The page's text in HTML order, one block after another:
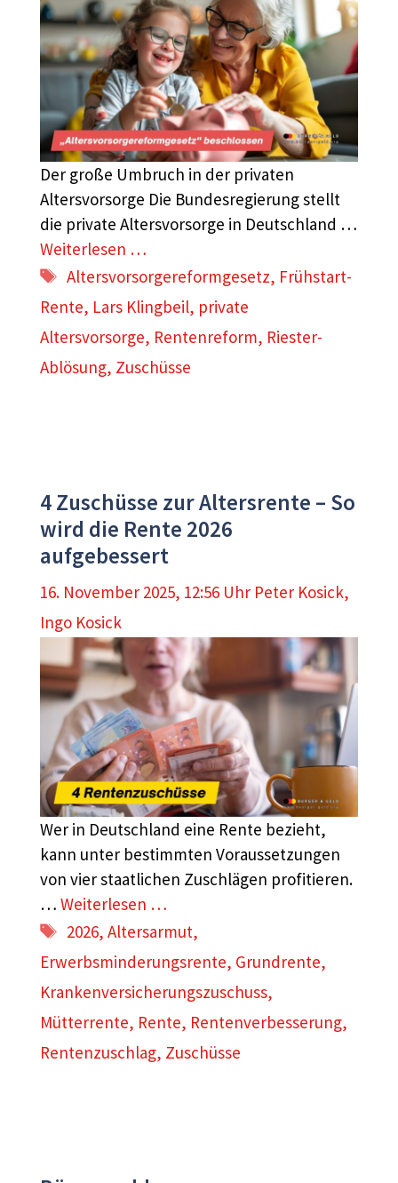
Der große Umbruch in der privaten
Altersvorsorge Die Bundesregierung stellt
die private Altersvorsorge in Deutschland …
Weiterlesen …
Schlagwörter
Altersvorsorgereformgesetz, Frühstart-
Rente, Lars Klingbeil, private
Altersvorsorge, Rentenreform, Riester-
Ablösung, Zuschüsse
4 Zuschüsse zur Altersrente – So
wird die Rente 2026
aufgebessert
16. November 2025, 12:56 Uhr Peter Kosick,
Ingo Kosick
Wer in Deutschland eine Rente bezieht,
kann unter bestimmten Voraussetzungen
von vier staatlichen Zuschlägen profitieren.
… Weiterlesen …
Schlagwörter
2026,Altersarmut,
Erwerbsminderungsrente, Grundrente,
Krankenversicherungszuschuss,
Mütterrente, Rente, Rentenverbesserung,
Rentenzuschlag, Zuschüsse